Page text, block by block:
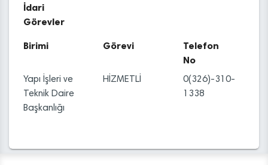
İdari
Görevler
Birimi Görevi
Telefon
No
Yapı İşleri ve
Teknik Daire
Başkanlığı
HİZMETLİ
0(326)-310-
1338